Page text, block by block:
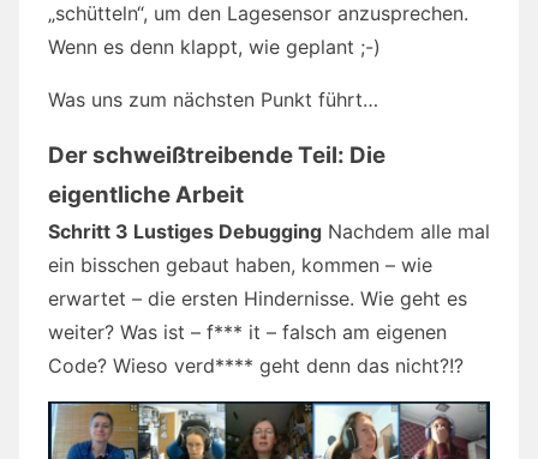
„schütteln“, um den Lagesensor anzusprechen.
Wenn es denn klappt, wie geplant ;-)
Was uns zum nächsten Punkt führt…
Der schweißtreibende Teil: Die
eigentliche Arbeit
Schritt 3 Lustiges Debugging Nachdem alle mal
ein bisschen gebaut haben, kommen – wie
erwartet – die ersten Hindernisse. Wie geht es
weiter? Was ist – f*** it – falsch am eigenen
Code? Wieso verd**** geht denn das nicht?!?